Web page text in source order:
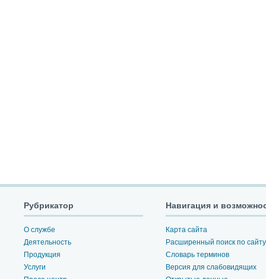
Рубрикатор
О службе
Деятельность
Продукция
Услуги
Навигация и
Карта сайта
Расширенный поиск по сайту
Словарь терминов
Версия для слабовидящих